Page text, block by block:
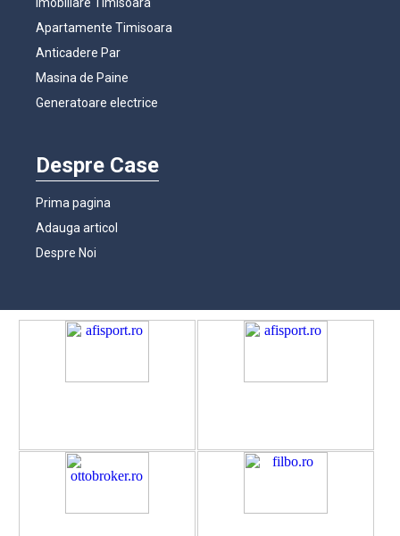
Apartamente Timisoara
Anticadere Par
Masina de Paine
Generatoare electrice
Despre Case
Prima pagina
Adauga articol
Despre Noi